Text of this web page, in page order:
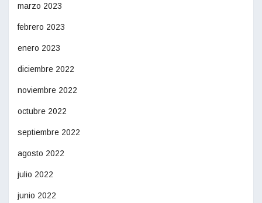
marzo 2023
febrero 2023
enero 2023
diciembre 2022
noviembre 2022
octubre 2022
septiembre 2022
agosto 2022
julio 2022
junio 2022